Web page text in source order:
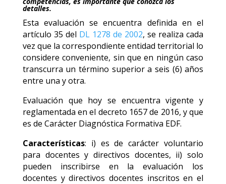
detalles.
Esta evaluación se encuentra definida en el
artículo 35 del DL 1278 de 2002, se realiza cada
vez que la correspondiente entidad territorial lo
considere conveniente, sin que en ningún caso
transcurra un término superior a seis (6) años
entre una y otra.
Evaluación que hoy se encuentra vigente y
reglamentada en el decreto 1657 de 2016, y que
es de Carácter Diagnóstica Formativa EDF.
Características: i) es de carácter voluntario
para docentes y directivos docentes, ii) solo
pueden inscribirse en la evaluación los
docentes y directivos docentes inscritos en el